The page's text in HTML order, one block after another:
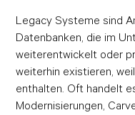
Legacy Systeme sind
Datenbanken, die im
weiterentwickelt oder
weiterhin existieren,
enthalten. Oft handelt
Modernisierungen,